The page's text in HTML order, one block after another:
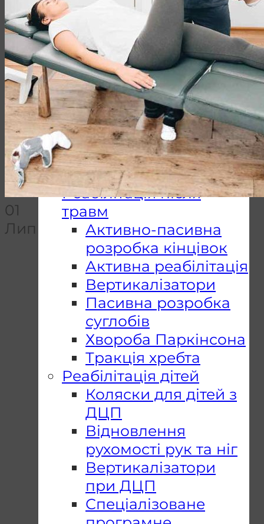
Відновлення
навичків ходьби
Столи
вертикалізатори
Підйомники
пацієнта
Відновлення
когнітивних
розладів
Вібротерапія
Реабілітація після
травм
Активно-пасивна
розробка кінцівок
Активна реабілітація
Вертикалізатори
Пасивна розробка
суглобів
Хвороба Паркінсона
Тракція хребта
Реабілітація дітей
Коляски для дітей з
ДЦП
Відновлення
рухомості рук та ніг
Вертикалізатори
при ДЦП
Спеціалізоване
01
Лип